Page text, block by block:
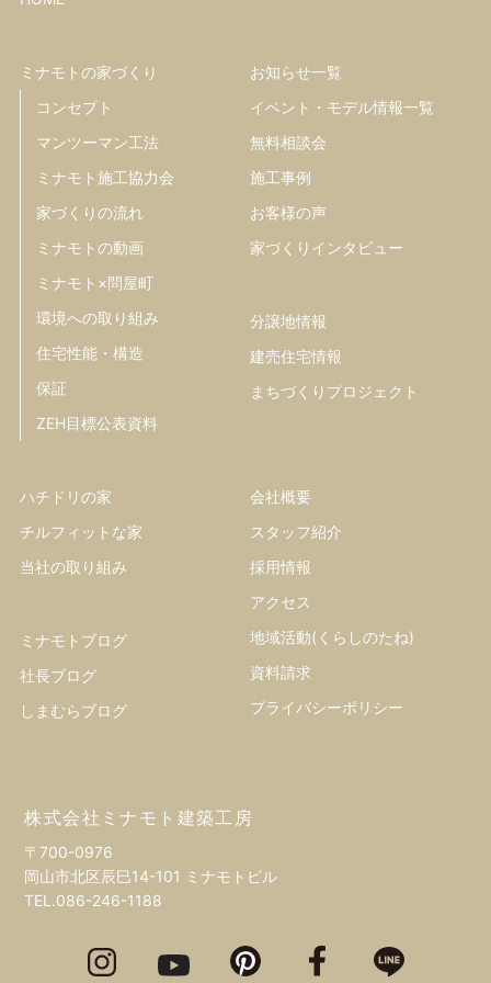
ミナモトの家づくり
コンセプト
マンツーマン工法
ミナモト施工協力会
家づくりの流れ
ミナモトの動画
ミナモト×問屋町
環境への取り組み
住宅性能・構造
保証
ZEH目標公表資料
お知らせ一覧
イベント・モデル情報一覧
無料相談会
施工事例
お客様の声
家づくりインタビュー
分譲地情報
建売住宅情報
まちづくりプロジェクト
ハチドリの家
チルフィットな家
当社の取り組み
ミナモトブログ
社長ブログ
しまむらブログ
会社概要
スタッフ紹介
採用情報
アクセス
地域活動(くらしのたね)
資料請求
プライバシーポリシー
株式会社ミナモト建築工房
〒700-0976
岡山市北区辰巳14-101 ミナモトビル
TEL.086-246-1188